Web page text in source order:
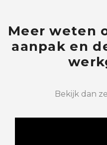
Meer weten
aanpak en
Bekijk dan